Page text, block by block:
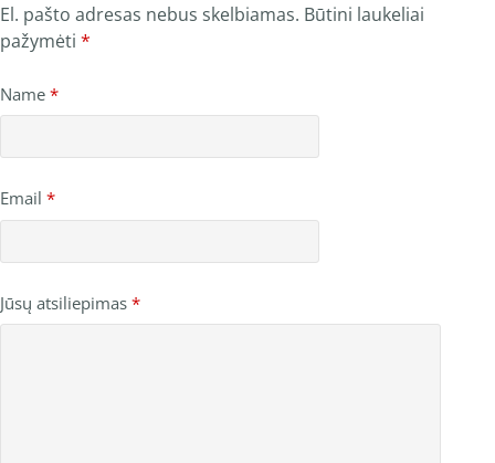
El. pašto adresas nebus skelbiamas. Būtini laukeliai
pažymėti *
Name *
Email *
Jūsų atsiliepimas *